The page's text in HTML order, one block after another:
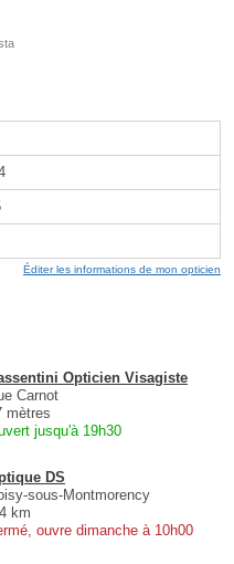
Éditer les informations de mon opticien
Opticien Visagiste
Carnot
mètres
jusqu'à 19h30
DS
sous-Montmorency
km
ouvre dimanche à 10h00